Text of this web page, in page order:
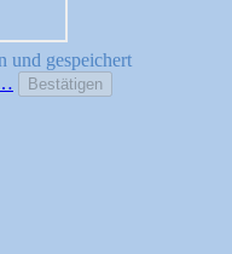
und gespeichert
Bestätigen